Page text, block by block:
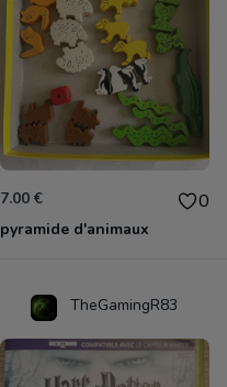
7.00 € 0
pyramide d'animaux
TheGamingR83